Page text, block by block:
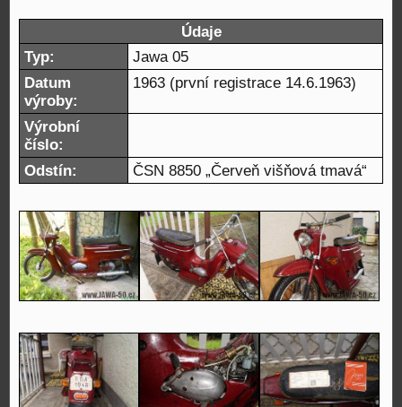
Údaje
Typ:
Jawa 05
Datum
výroby:
1963 (první registrace 14.6.1963)
Výrobní
číslo:
Odstín:
ČSN 8850 „Červeň višňová tmavá“